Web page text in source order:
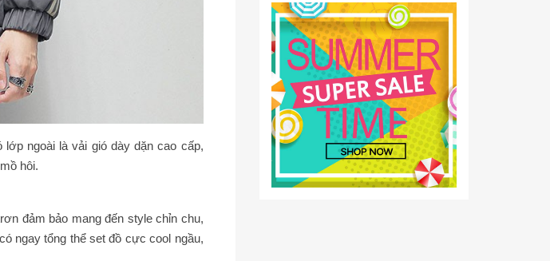
ngoài là vải gió dày dặn cao cấp,
hôi.
đảm bảo mang đến style chỉn chu,
ngay tổng thể set đồ cực cool ngầu,